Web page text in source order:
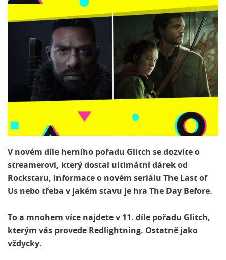
V novém díle herního pořadu Glitch se dozvíte o
streamerovi, který dostal ultimátní dárek od
Rockstaru, informace o novém seriálu The Last of
Us nebo třeba v jakém stavu je hra The Day Before.
To a mnohem více najdete v 11. díle pořadu Glitch,
kterým vás provede Redlightning. Ostatně jako
vždycky.